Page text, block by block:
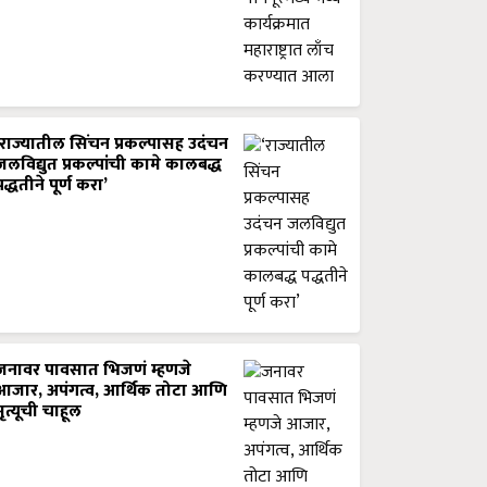
सिंचन प्रकल्पासह उदंचन
प्रकल्पांची कामे कालबद्ध
पूर्ण करा’
पावसात भिजणं म्हणजे
अपंगत्व, आर्थिक तोटा आणि
चाहूल